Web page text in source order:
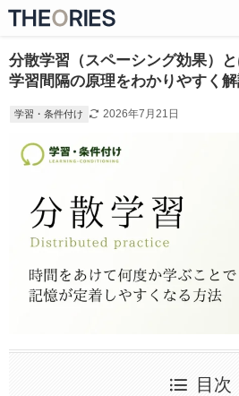
分散学習（スペーシング効果）
学習間隔の原理をわかりやすく
学習・条件付け 2026年7月21日
目次